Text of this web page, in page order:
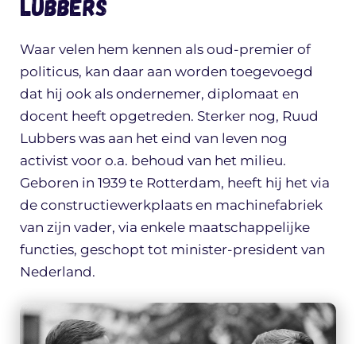
Lubbers
Waar velen hem kennen als oud-premier of
politicus, kan daar aan worden toegevoegd
dat hij ook als ondernemer, diplomaat en
docent heeft opgetreden. Sterker nog, Ruud
Lubbers was aan het eind van leven nog
activist voor o.a. behoud van het milieu.
Geboren in 1939 te Rotterdam, heeft hij het via
de constructiewerkplaats en machinefabriek
van zijn vader, via enkele maatschappelijke
functies, geschopt tot minister-president van
Nederland.